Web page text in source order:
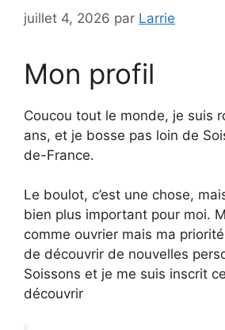
juillet 4, 2026 par Larrie
Mon profil
Coucou tout le monde, je suis
ans, et je bosse pas loin de
de-France.
Le boulot, c’est une chose,
bien plus important pour moi.
comme ouvrier mais ma
de découvrir de nouvelles
Soissons et je me suis inscrit
découvrir